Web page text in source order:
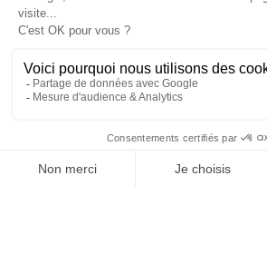
SUIVEZ-NOUS